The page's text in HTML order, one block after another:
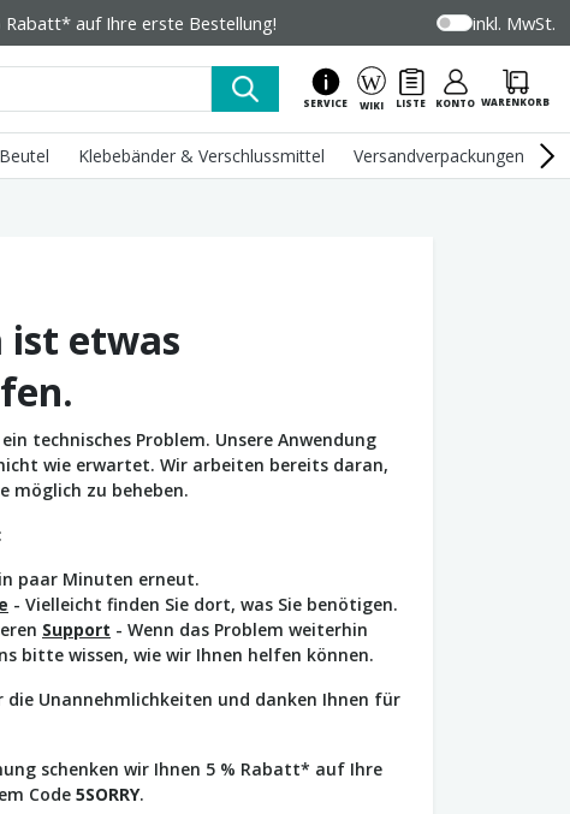
Rabatt* auf Ihre erste Bestellung! inkl. MwSt.
SERVICE WIKI LISTE KONTO WARENKORB
Klebebänder & Verschlussmittel Versandverpackungen
ist etwas
technisches Problem. Unsere Anwendung
wie erwartet. Wir arbeiten bereits daran,
möglich zu beheben.
paar Minuten erneut.
- Vielleicht finden Sie dort, was Sie benötigen.
Support - Wenn das Problem weiterhin
bitte wissen, wie wir Ihnen helfen können.
Unannehmlichkeiten und danken Ihnen für
schenken wir Ihnen 5 % Rabatt* auf Ihre
Code 5SORRY.